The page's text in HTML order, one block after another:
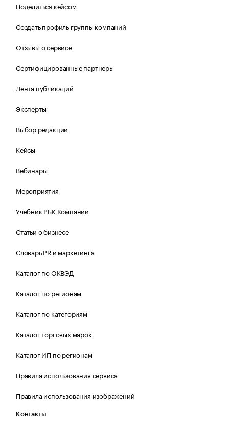
Поделиться кейсом
Создать профиль группы компаний
Отзывы о сервисе
Сертифицированные партнеры
Лента публикаций
Эксперты
Выбор редакции
Кейсы
Вебинары
Мероприятия
Учебник РБК Компании
Статьи о бизнесе
Словарь PR и маркетинга
Каталог по ОКВЭД
Каталог по регионам
Каталог по категориям
Каталог торговых марок
Каталог ИП по регионам
Правила использования сервиса
Правила использования изображений
Контакты